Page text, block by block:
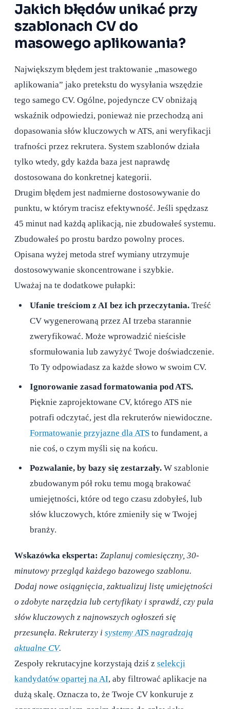
Jakich błędów unikać przy
szablonach CV do
masowego aplikowania?
Największym błędem jest traktowanie „masowego
aplikowania” jako pretekstu do wysyłania wszędzie
tego samego CV. Ogólne, pojedyncze CV obniżają
wskaźnik odpowiedzi, ponieważ nie przechodzą ani
dopasowania słów kluczowych w ATS, ani weryfikacji
trafności przez rekrutera. System szablonów działa
tylko wtedy, gdy każda baza jest naprawdę
dostosowana do konkretnej kategorii.
Drugim błędem jest nadmierne dostosowywanie do
punktu, w którym tracisz efektywność. Jeśli spędzasz
45 minut nad każdą aplikacją, nie zbudowałeś systemu.
Zbudowałeś po prostu bardzo powolny proces.
Opisana wyżej metoda stref wymiany utrzymuje
dostosowywanie skoncentrowane i szybkie.
Uważaj na te dodatkowe pułapki:
Ufanie treściom z AI bez ich przeczytania.Treść
CV wygenerowaną przez AI trzeba starannie
zweryfikować. Może wprowadzić nieścisłe
sformułowania lub zawyżyć Twoje doświadczenie.
To Ty odpowiadasz za każde słowo w swoim CV.
Ignorowanie zasad formatowania pod ATS.
Pięknie zaprojektowane CV, którego ATS nie
potrafi odczytać, jest dla rekruterów niewidoczne.
Formatowanie przyjazne dla ATSto fundament, a
nie coś, o czym myśli się na końcu.
Pozwalanie, by bazy się zestarzały.W szablonie
zbudowanym pół roku temu mogą brakować
umiejętności, które od tego czasu zdobyłeś, lub
słów kluczowych, które zmieniły się w Twojej
branży.
Wskazówka eksperta: Zaplanuj comiesięczny, 30-
minutowy przegląd każdego bazowego szablonu.
Dodaj nowe osiągnięcia, zaktualizuj listę umiejętności
o zdobyte narzędzia lub certyfikaty i sprawdź, czy pula
słów kluczowych z najnowszych ogłoszeń się
przesunęła. Rekruterzy i systemy ATS nagradzają
aktualne CV.
Zespoły rekrutacyjne korzystają dziś z selekcji
kandydatów opartej na AI, aby filtrować aplikacje na
dużą skalę. Oznacza to, że Twoje CV konkuruje z